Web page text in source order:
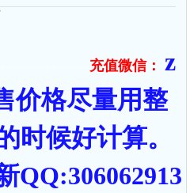
充值微信：
z
价格尽量用整
时候好计算。
QQ:306062913